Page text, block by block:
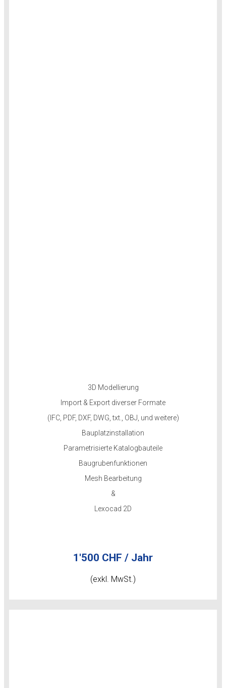
3D Modellierung
Import & Export diverser Formate
(IFC, PDF, DXF, DWG, txt., OBJ, und weitere)
Bauplatzinstallation
Parametrisierte Katalogbauteile
Baugrubenfunktionen
Mesh Bearbeitung
&
Lexocad 2D
1'500 CHF / Jahr
(exkl. MwSt.)